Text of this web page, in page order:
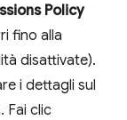
Policy
fino alla
disattivate).
i dettagli sul
Fai clic